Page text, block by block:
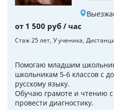
от 1 500 руб / час
Стаж 25 лет У ученика
Помогаю младшим
школьникам 5-6 классов с
русскому языку.
Обучаю грамоте и чтению
провести диагностику.